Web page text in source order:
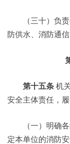
（三十）负责
防供水、消防通
第十五条 机
安全主体责任，履
（一）明确各
定本单位的消防